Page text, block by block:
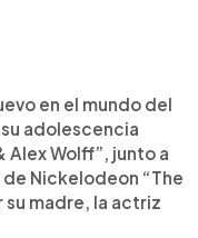
en el mundo del
adolescencia
Alex Wolff”, junto a
Nickelodeon “The
su madre, la actriz